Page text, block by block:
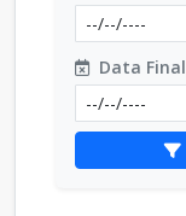
Data Final